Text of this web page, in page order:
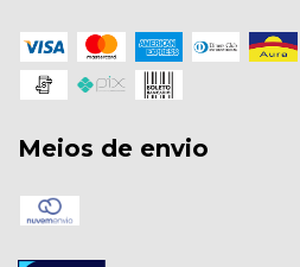
Meios de envio